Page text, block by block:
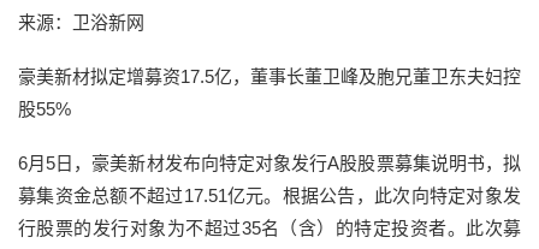
来源：卫浴新网
豪美新材拟定增募资17.5亿，董事长董卫峰及胞兄董卫东夫妇控
股55%
6月5日，豪美新材发布向特定对象发行A股股票募集说明书，拟
募集资金总额不超过17.51亿元。根据公告，此次向特定对象发
行股票的发行对象为不超过35名（含）的特定投资者。此次募